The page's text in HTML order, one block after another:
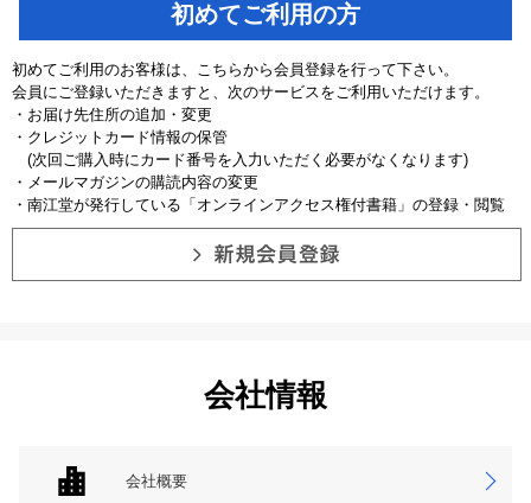
初めてご利用の方
初めてご利用のお客様は、こちらから会員登録を行って下さい。
会員にご登録いただきますと、次のサービスをご利用いただけます。
・お届け先住所の追加・変更
・クレジットカード情報の保管
(次回ご購入時にカード番号を入力いただく必要がなくなります)
・メールマガジンの購読内容の変更
・南江堂が発行している「オンラインアクセス権付書籍」の登録・閲覧
会社情報
会社概要